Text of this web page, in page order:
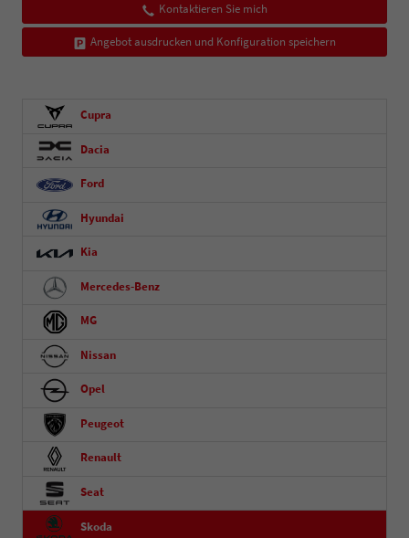
Kontaktieren Sie mich
Angebot ausdrucken und Konfiguration speichern
Cupra
Dacia
Ford
Hyundai
Kia
Mercedes-Benz
MG
Nissan
Opel
Peugeot
Renault
Seat
Skoda